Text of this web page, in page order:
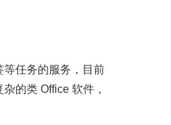
等任务的服务，目前
的类 Office 软件，